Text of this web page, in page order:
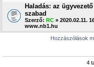
Haladás: az
szabad
Szerző: RC » 2020.02.11.
www.nb1.hu
Hozzászólások
4